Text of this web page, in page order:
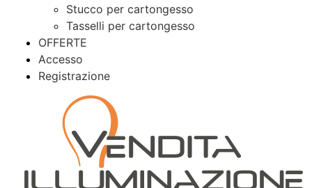
Stucco per cartongesso
Tasselli per cartongesso
OFFERTE
Accesso
Registrazione